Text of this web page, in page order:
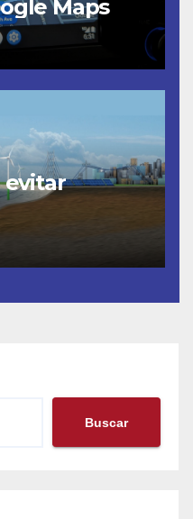
Maps
evitar
Buscar